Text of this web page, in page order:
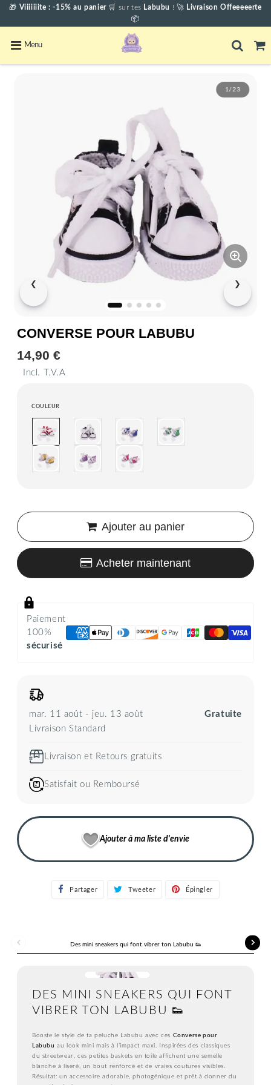
🎁 Viiiiiiite : -15% au panier 🛒 sur tes Labubu ! 🚀 Livraison Offeeeeerte
📦
Menu
❮ ❯
1/23
CONVERSE POUR LABUBU
14,90 €
€
Incl. T.V.A
COULEUR
Ajouter au panier
Acheter maintenant
Paiement
100%
sécurisé
mar. 11 août - jeu. 13 août
Gratuite
Livraison Standard
Livraison et Retours gratuits
Satisfait ou Remboursé
Ajouter à ma liste d'envie
Partager PartagerTweeter TweeterÉpingler
Des mini sneakers qui font vibrer ton Labubu 👟
DES MINI SNEAKERS QUI FONT
VIBRER TON LABUBU 👟
Booste le style de ta peluche Labubu avec ces Converse pour
Labubu au look mini mais à l’impact maxi. Inspirées des classiques
du streetwear, ces petites baskets en toile affichent une semelle
blanche à liseré, un bout renforcé et de vraies coutures visibles.
Résultat: un accessoire adorable, photogénique et prêt à donner du